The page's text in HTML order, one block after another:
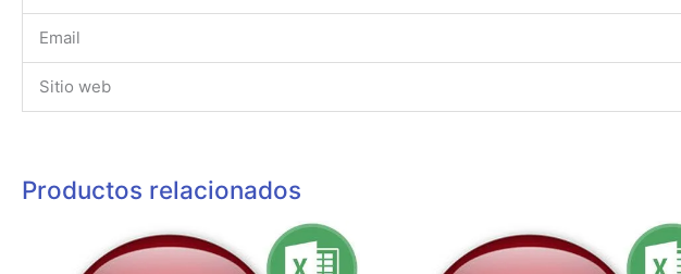
Email
Sitio web
Productos relacionados